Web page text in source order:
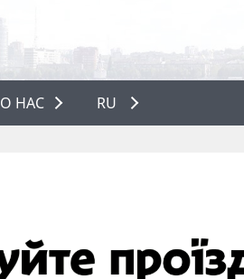
О НАС
О НАС
RU